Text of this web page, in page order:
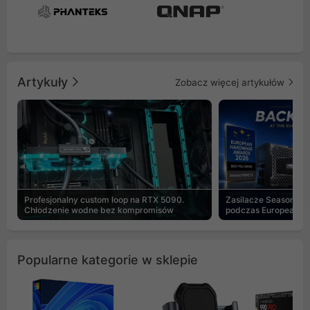
Artykuły Zobacz więcej artykułów
Profesjonalny custom loop na RTX 5090.
Chłodzenie wodne bez kompromisów
Zasilacze Seasonic
podczas European
Popularne kategorie w sklepie